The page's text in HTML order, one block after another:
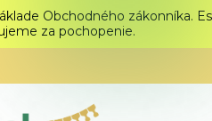
Obchodného zákonníka.
za pochopenie.